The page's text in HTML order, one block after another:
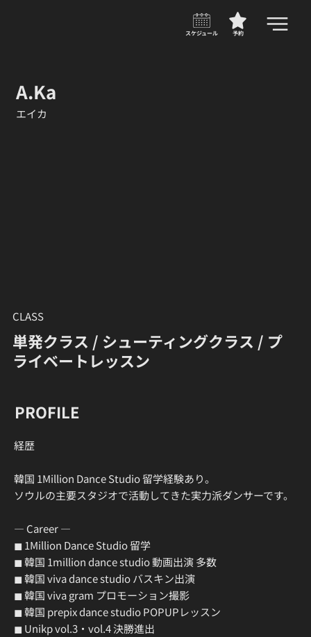
予約
スケジュール
A.Ka
エイカ
CLASS
単発クラス / シューティングクラス / プ
ライベートレッスン
PROFILE
​経歴
韓国 1Million Dance Studio 留学経験あり。
ソウルの主要スタジオで活動してきた実力派ダンサーです。
― Career ―
◼ 1Million Dance Studio 留学
◼ 韓国 1million dance studio 動画出演 多数
◼ 韓国 viva dance studio バスキン出演
◼ 韓国 viva gram プロモーション撮影
◼ 韓国 prepix dance studio POPUPレッスン
◼ Unikp vol.3・vol.4 決勝進出